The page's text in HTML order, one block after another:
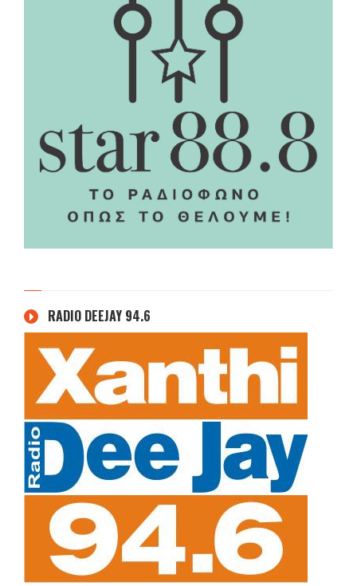
RADIO DEEJAY 94.6